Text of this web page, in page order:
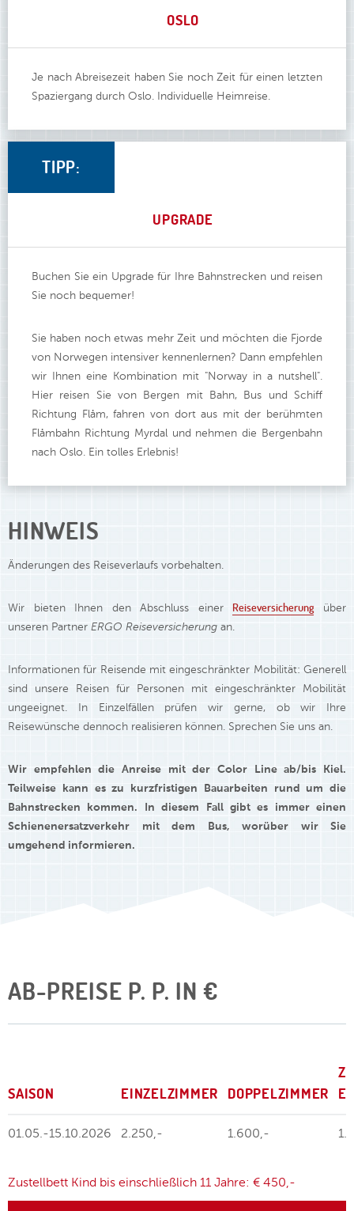
OSLO
Je nach Abreisezeit haben Sie noch Zeit für einen letzten
Spaziergang durch Oslo. Individuelle Heimreise.
TIPP:
UPGRADE
Buchen Sie ein Upgrade für Ihre Bahnstrecken und reisen
Sie noch bequemer!
Sie haben noch etwas mehr Zeit und möchten die Fjorde
von Norwegen intensiver kennenlernen? Dann empfehlen
wir Ihnen eine Kombination mit "Norway in a nutshell".
Hier reisen Sie von Bergen mit Bahn, Bus und Schiff
Richtung Flåm, fahren von dort aus mit der berühmten
Flåmbahn Richtung Myrdal und nehmen die Bergenbahn
nach Oslo. Ein tolles Erlebnis!
HINWEIS
Änderungen des Reiseverlaufs vorbehalten.
Wir bieten Ihnen den Abschluss einer Reiseversicherung über
unseren Partner ERGO Reiseversicherung an.
Informationen für Reisende mit eingeschränkter Mobilität: Generell
sind unsere Reisen für Personen mit eingeschränkter Mobilität
ungeeignet. In Einzelfällen prüfen wir gerne, ob wir Ihre
Reisewünsche dennoch realisieren können. Sprechen Sie uns an.
Wir empfehlen die Anreise mit der Color Line ab/bis Kiel.
Teilweise kann es zu kurzfristigen Bauarbeiten rund um die
Bahnstrecken kommen. In diesem Fall gibt es immer einen
Schienenersatzverkehr mit dem Bus, worüber wir Sie
umgehend informieren.
AB-PREISE P. P. IN €
SAISON EINZELZIMMER DOPPELZIMMER
01.05.-15.10.2026 2.250,- 1.600,-
Zustellbett Kind bis einschließlich 11 Jahre: € 450,-